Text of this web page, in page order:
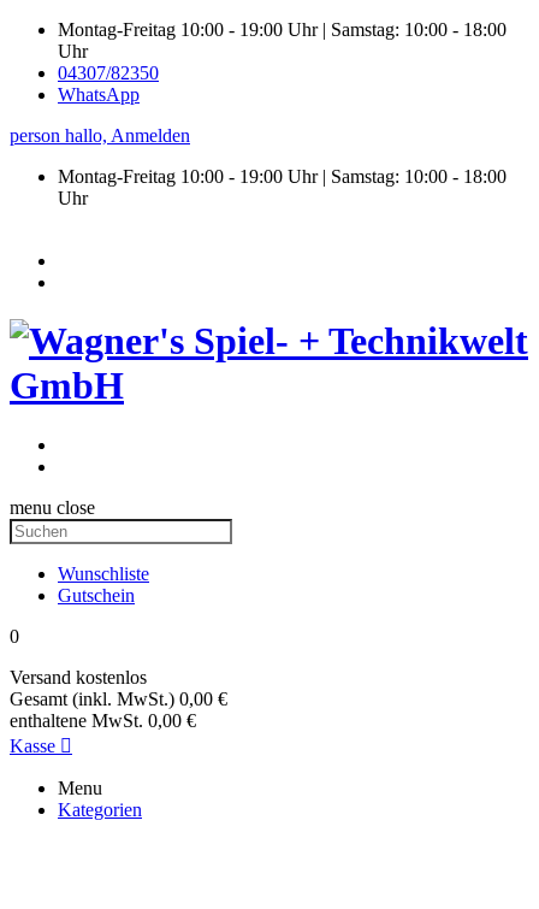
Montag-Freitag 10:00 - 19:00 Uhr | Samstag: 10:00 - 18:00
Uhr
04307/82350
WhatsApp
person hallo, Anmelden
Montag-Freitag 10:00 - 19:00 Uhr | Samstag: 10:00 - 18:00
Uhr
menu close
Wunschliste
Gutschein
0
Versand kostenlos
Gesamt (inkl. MwSt.) 0,00 €
enthaltene MwSt. 0,00 €
Kasse 
Menu
Kategorien